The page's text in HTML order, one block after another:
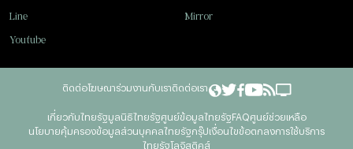
Line
Youtube
Mirror
ติดต่อโฆษณาร่วมงานกับเราติดต่อเรา
เกี่ยวกับไทยรัฐมูลนิธิไทยรัฐศูนย์ข้อมูลไทยรัฐFAQศูนย์ช่วยเหลือ
นโยบายคุ้มครองข้อมูลส่วนบุคคลไทยรัฐกรุ๊ปเงื่อนไขข้อตกลงการใช้บริการ
ไทยรัฐโลจิสติคส์